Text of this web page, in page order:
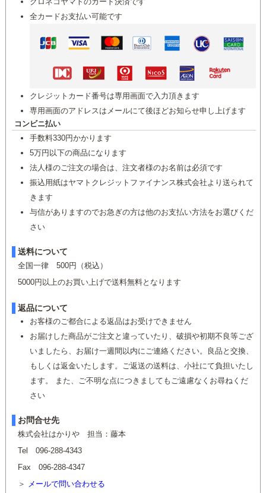
全カードお支払い可能です
クレジットカード番号は専用画面で入力頂きます
専用画面のアドレスはメールにて後ほどお知らせ申し上げます
コンビニ払い
手数料330円かかります
5万円以下の商品になります
法人様のご注文の場合は、注文者様のお名前は必須です
振込用紙はヤマトクレジットファイナンス株式会社より送られて
きます
与信がありますのでお急ぎの方は他のお支払い方法をお選びくだ
さい
送料について
全国一律 500円（税込）
5000円以上のお買い上げで送料無料となります
返品について
お客様のご都合による返品はお受けできません
お届けした商品がご注文と違っていたり、破損や初期不良等ござ
いましたら、お届け一週間以内にご連絡ください。良品と交換、
もしくは返金いたします。ご返送の送料は、小社にて負担いたし
ます。 また、ご不明な点につきましてもご遠慮なくお尋ねくだ
さい
お問合せ先
株式会社はかりや 担当：藤本
Tel 096-288-4343
Fax 096-288-4347
メールで問い合わせる